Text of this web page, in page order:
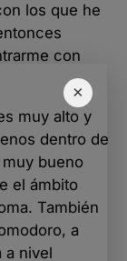
×
los que he
con
muy alto y
dentro de
bueno
el ámbito
También
a
a nivel